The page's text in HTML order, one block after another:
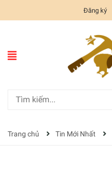
Đăng ký
Trang chủ Tin Mới Nhất